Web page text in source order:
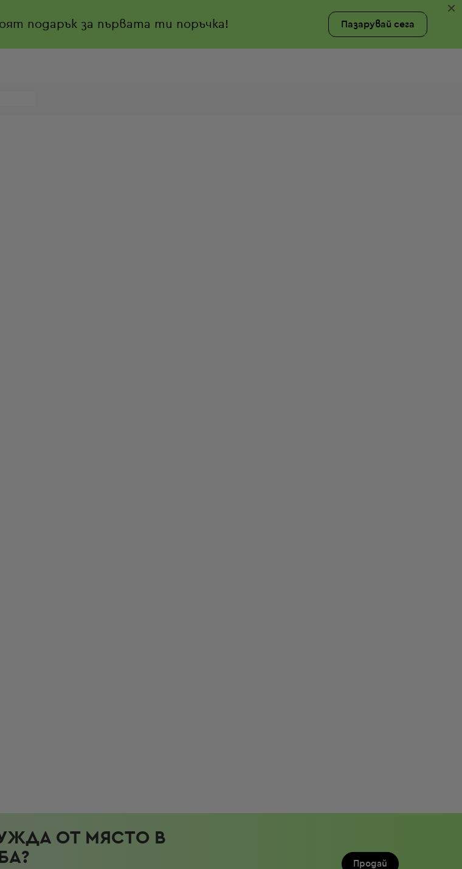
подарък за първата ти поръчка! Пазарувай сега
×
ОТ МЯСТО В
Продай